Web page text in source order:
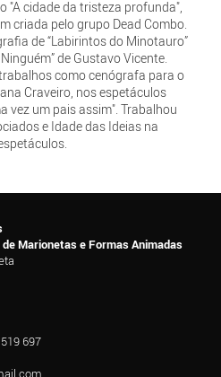
"A cidade da tristeza profunda",
criada pelo grupo Dead Combo.
de “Labirintos do Minotauro”
de Gustavo Vicente.
como cenógrafa para o
Craveiro, nos espetáculos
vez um pais assim". Trabalhou
e Idade das Ideias na
Marionetas e Formas Animadas
697